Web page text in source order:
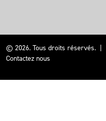
© 2026. Tous droits réservés.
Contactez nous